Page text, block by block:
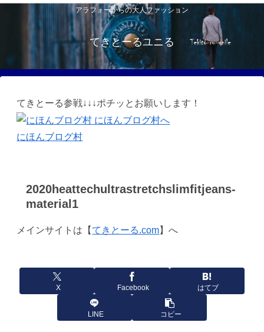
アラフォーからの大人ファッション
てきとーるユニる
てきとーる参戦↓↓↓ポチッとお願いします！
にほんブログ村
2020heattechultrastretchslimfitjeans-
material1
メインサイトは【てきとーる.com】へ
X Facebook はてブ
LINE コピー